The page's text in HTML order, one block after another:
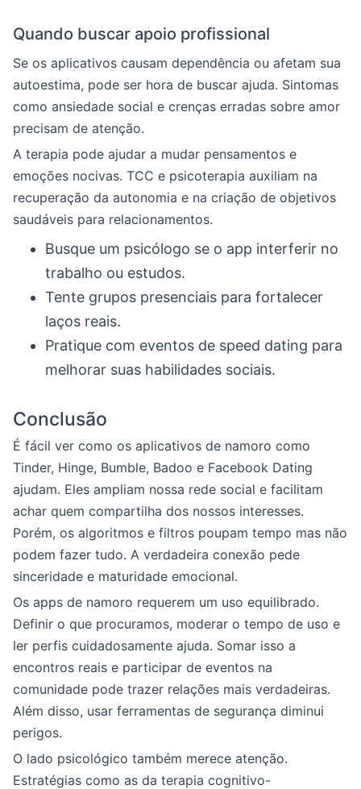
Quando buscar apoio profissional
Se os aplicativos causam dependência ou afetam sua
autoestima, pode ser hora de buscar ajuda. Sintomas
como ansiedade social e crenças erradas sobre amor
precisam de atenção.
A terapia pode ajudar a mudar pensamentos e
emoções nocivas. TCC e psicoterapia auxiliam na
recuperação da autonomia e na criação de objetivos
saudáveis para relacionamentos.
Busque um psicólogo se o app interferir no
trabalho ou estudos.
Tente grupos presenciais para fortalecer
laços reais.
Pratique com eventos de speed dating para
melhorar suas habilidades sociais.
Conclusão
É fácil ver como os aplicativos de namoro como
Tinder, Hinge, Bumble, Badoo e Facebook Dating
ajudam. Eles ampliam nossa rede social e facilitam
achar quem compartilha dos nossos interesses.
Porém, os algoritmos e filtros poupam tempo mas não
podem fazer tudo. A verdadeira conexão pede
sinceridade e maturidade emocional.
Os apps de namoro requerem um uso equilibrado.
Definir o que procuramos, moderar o tempo de uso e
ler perfis cuidadosamente ajuda. Somar isso a
encontros reais e participar de eventos na
comunidade pode trazer relações mais verdadeiras.
Além disso, usar ferramentas de segurança diminui
perigos.
O lado psicológico também merece atenção.
Estratégias como as da terapia cognitivo-